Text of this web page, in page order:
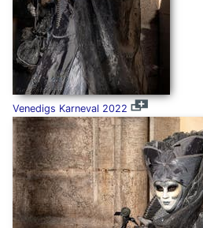
Venedigs Karneval 2022